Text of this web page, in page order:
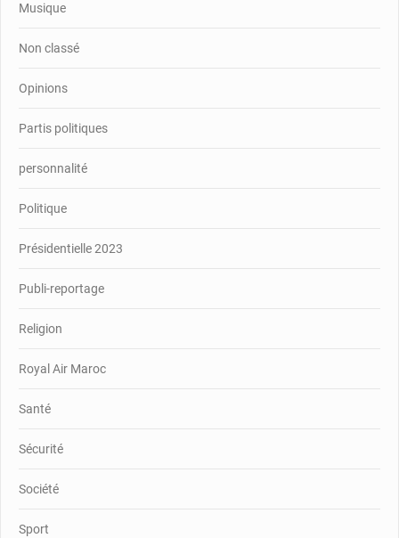
Musique
Non classé
Opinions
Partis politiques
personnalité
Politique
Présidentielle 2023
Publi-reportage
Religion
Royal Air Maroc
Santé
Sécurité
Société
Sport